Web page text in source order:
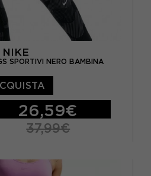
NIKE
SPORTIVI NERO BAMBINA
26,59€
37,99€